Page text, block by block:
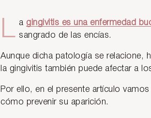
L a gingivitis es una enfermedad
sangrado de las encías.
Aunque dicha patología se relacione,
la gingivitis también puede afectar a
Por ello, en el presente artículo
cómo prevenir su aparición.